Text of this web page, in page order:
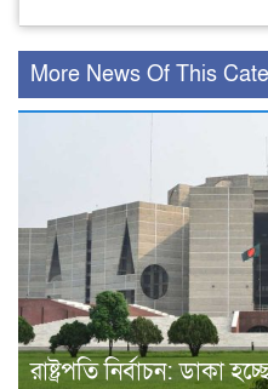
More News Of This
রাষ্ট্রপতি নির্বাচন: ডাকা